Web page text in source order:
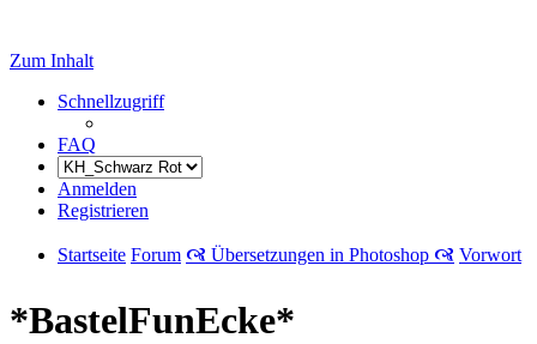
Zum Inhalt
Schnellzugriff
FAQ
Anmelden
Registrieren
Startseite Forum 🙧 Übersetzungen in Photoshop 🙧 Vorwort
*BastelFunEcke*